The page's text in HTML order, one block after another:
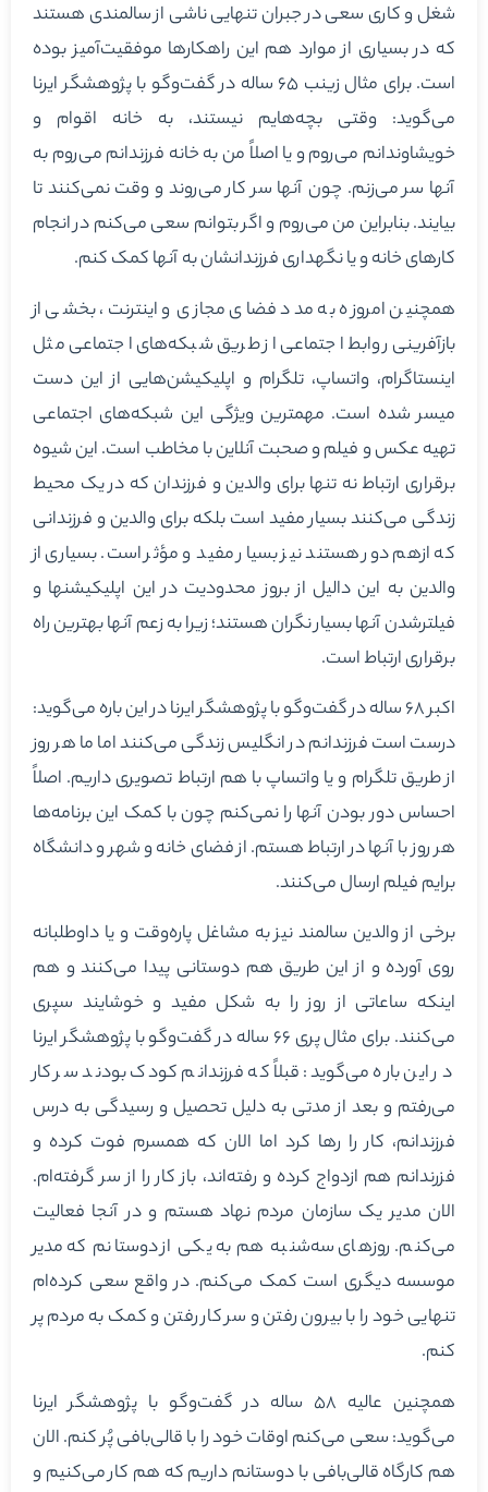
شغل و کاری سعی در جبران تنهایی ناشی از سالمندی هستند
که در بسیاری از موارد هم این راهکارها موفقیت‌آمیز بوده
است. برای مثال زینب ۶۵ ساله در گفت‌وگو با پژوهشگر ایرنا
می‌گوید: وقتی بچه‌هایم نیستند، به خانه اقوام و
خویشاوندانم می‌روم و یا اصلاً من به خانه فرزندانم می‌روم به
آنها سر می‌زنم. چون آنها سر کار می‌روند و وقت نمی‌کنند تا
بیایند. بنابراین من می‌روم و اگر بتوانم سعی می‌کنم در انجام
کارهای خانه و یا نگهداری فرزندانشان به آنها کمک کنم.
همچنین امروزه به مدد فضای مجازی و اینترنت، بخشی از
بازآفرینی روابط اجتماعی از طریق شبکه‌های اجتماعی مثل
اینستاگرام، واتساپ، تلگرام و اپلیکیشن‌هایی از این دست
میسر شده است. مهمترین ویژگی این شبکه‌های اجتماعی
تهیه عکس و فیلم و صحبت آنلاین با مخاطب است. این شیوه
برقراری ارتباط نه تنها برای والدین و فرزندان که در یک محیط
زندگی می‌کنند بسیار مفید است بلکه برای والدین و فرزندانی
که ازهم دور هستند نیز بسیار مفید و مؤثر است. بسیاری از
والدین به این دالیل از بروز محدودیت در این اپلیکیشنها و
فیلترشدن آنها بسیار نگران هستند؛ زیرا به زعم آنها بهترین راه
برقراری ارتباط است.
اکبر ۶۸ ساله در گفت‌وگو با پژوهشگر ایرنا در این باره می‌گوید:
درست است فرزندانم در انگلیس زندگی می‌کنند اما ما هر روز
از طریق تلگرام و یا واتساپ با هم ارتباط تصویری داریم. اصلاً
احساس دور بودن آنها را نمی‌کنم چون با کمک این برنامه‌ها
هر روز با آنها در ارتباط هستم. از فضای خانه و شهر و دانشگاه
برایم فیلم ارسال می‌کنند.
برخی از والدین سالمند نیز به مشاغل پاره‌وقت و یا داوطلبانه
روی آورده و از این طریق هم دوستانی پیدا می‌کنند و هم
اینکه ساعاتی از روز را به شکل مفید و خوشایند سپری
می‌کنند. برای مثال پری ۶۶ ساله در گفت‌وگو با پژوهشگر ایرنا
در این باره می‌گوید: قبلاً که فرزندانم کودک بودند سر کار
می‌رفتم و بعد از مدتی به دلیل تحصیل و رسیدگی به درس
فرزندانم، کار را رها کرد اما الان که همسرم فوت کرده و
فزرندانم هم ازدواج کرده و رفته‌اند، باز کار را از سر گرفته‌ام.
الان مدیر یک سازمان مردم نهاد هستم و در آنجا فعالیت
می‌کنم. روزهای سه‌شنبه هم به یکی از دوستانم که مدیر
موسسه دیگری است کمک می‌کنم. در واقع سعی کرده‌ام
تنهایی خود را با بیرون رفتن و سر کار رفتن و کمک به مردم پر
کنم.
همچنین عالیه ۵۸ ساله در گفت‌وگو با پژوهشگر ایرنا
می‌گوید: سعی می‌کنم اوقات خود را با قالی‌بافی پُر کنم. الان
هم کارگاه قالی‌بافی با دوستانم داریم که هم کار می‌کنیم و